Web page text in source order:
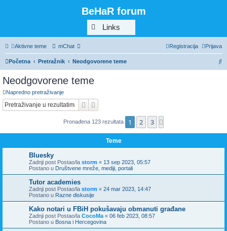
BeHaR forum
Links
Aktivne teme mChat Prijava
Registracija
Početna Pretražnik Neodgovorene teme
P
ž
Neodgovorene teme
Napredno pretraživanje
Pretražnik
Pronađena 123 rezultata 1 2 3
Teme
Bluesky
Zadnji post Postao/la storm « 13 sep 2023, 05:57
Postano u Društvene mreže, mediji, portali
Tutor academies
Zadnji post Postao/la storm « 24 mar 2023, 14:47
Postano u Razne diskusije
Kako notari u FBiH pokušavaju obmanuti građane
Zadnji post Postao/la CocoMa « 06 feb 2023, 08:57
Postano u Bosna i Hercegovina